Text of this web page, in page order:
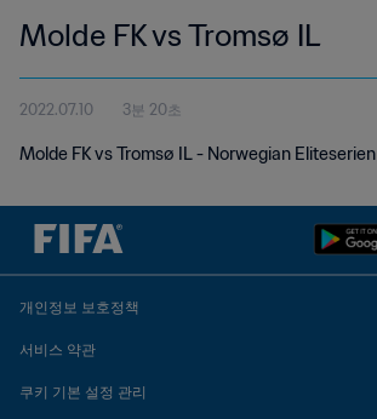
Molde FK vs Tromsø IL
2022.07.10 3분 20초
Molde FK vs Tromsø IL - Norwegian Eliteserien
개인정보 보호정책
서비스 약관
쿠키 기본 설정 관리